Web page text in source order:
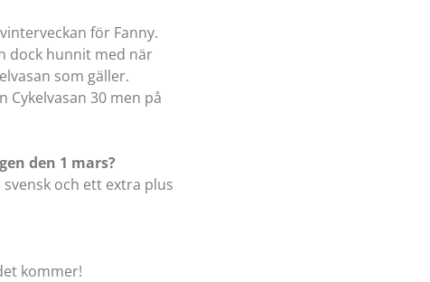
för Fanny.
dock hunnit med när
som gäller.
Cykelvasan 30 men på
den 1 mars?
och ett extra plus
kommer!